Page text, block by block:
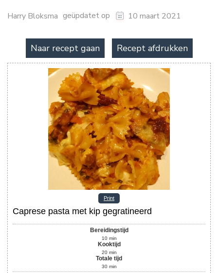
Harry Bloksma geüpdatet op 10 maart 2021
Naar recept gaan Recept afdrukken
Print
Caprese pasta met kip gegratineerd
Bereidingstijd
10 min
Kooktijd
20 min
Totale tijd
30 min